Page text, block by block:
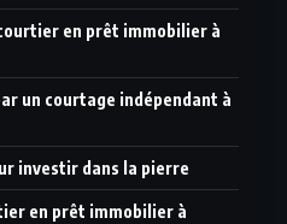
en prêt immobilier à
un courtage indépendant à
investir dans la pierre
en prêt immobilier à